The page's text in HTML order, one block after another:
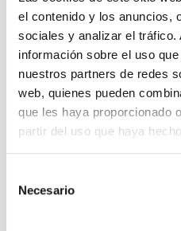
el contenido y los anuncios,
sociales y analizar el tráfico.
información sobre el uso
nuestros partners de redes
web, quienes pueden
que les haya proporcionado
partir del uso que haya
Necesario
cuales serán recogidos
De forma adicional, el
transportar hasta
documentación
Si deseas más